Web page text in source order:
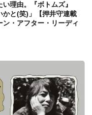
理由。『ボトムズ』
かと(笑)」【押井守連載
ン・アフター・リーディ